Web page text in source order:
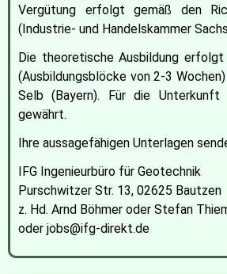
Vergütung erfolgt gemäß den
(Industrie- und Handelskammer
Die theoretische Ausbildung
(Ausbildungsblöcke von 2-3
Selb (Bayern). Für die Unterkunft
gewährt.
Ihre aussagefähigen Unterlagen
IFG Ingenieurbüro für Geotechnik
Purschwitzer Str. 13, 02625 Bautzen
z. Hd. Arnd Böhmer oder Stefan
oder jobs@ifg-direkt.de